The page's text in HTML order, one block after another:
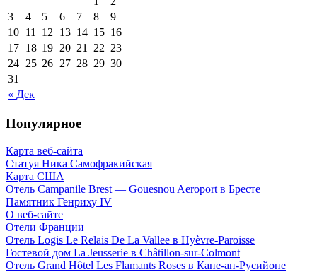
« Дек
3
4 5 6 7 8
9
10 11 12 13 14 15 16
17 18 19 20 21 22 23
24 25 26 27 28 29 30
31
Популярное
Карта веб-сайта
Статуя Ника Самофракийская
Карта США
Отель Campanile Brest — Gouesnou Aeroport в Бресте
Памятник Генриху IV
О веб-сайте
Отели Франции
Отель Logis Le Relais De La Vallee в Hyèvre-Paroisse
Гостевой дом La Jeusserie в Châtillon-sur-Colmont
Отель Grand Hôtel Les Flamants Roses в Кане-ан-Русийоне